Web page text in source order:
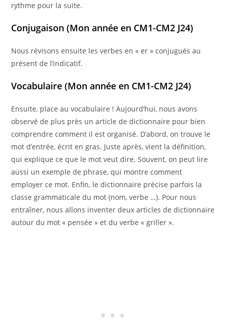
rythme pour la suite.
Conjugaison (Mon année en CM1-CM2 J24)
Nous révisons ensuite les verbes en « er » conjugués au
présent de l’indicatif.
Vocabulaire (Mon année en CM1-CM2 J24)
Ensuite, place au vocabulaire ! Aujourd’hui, nous avons
observé de plus près un article de dictionnaire pour bien
comprendre comment il est organisé. D’abord, on trouve le
mot d’entrée, écrit en gras. Juste après, vient la définition,
qui explique ce que le mot veut dire. Souvent, on peut lire
aussi un exemple de phrase, qui montre comment
employer ce mot. Enfin, le dictionnaire précise parfois la
classe grammaticale du mot (nom, verbe …). Pour nous
entraîner, nous allons inventer deux articles de dictionnaire
autour du mot « pensée » et du verbe « griller ».